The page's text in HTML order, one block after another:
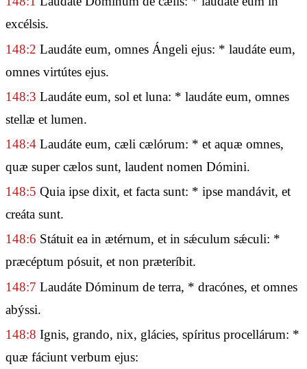
excélsis.
148:2 Laudáte eum, omnes Ángeli ejus: * laudáte eum,
omnes virtútes ejus.
148:3 Laudáte eum, sol et luna: * laudáte eum, omnes
stellæ et lumen.
148:4 Laudáte eum, cæli cælórum: * et aquæ omnes,
quæ super cælos sunt, laudent nomen Dómini.
148:5 Quia ipse dixit, et facta sunt: * ipse mandávit, et
creáta sunt.
148:6 Státuit ea in ætérnum, et in sǽculum sǽculi: *
præcéptum pósuit, et non præteríbit.
148:7 Laudáte Dóminum de terra, * dracónes, et omnes
abýssi.
148:8 Ignis, grando, nix, glácies, spíritus procellárum: *
quæ fáciunt verbum ejus: